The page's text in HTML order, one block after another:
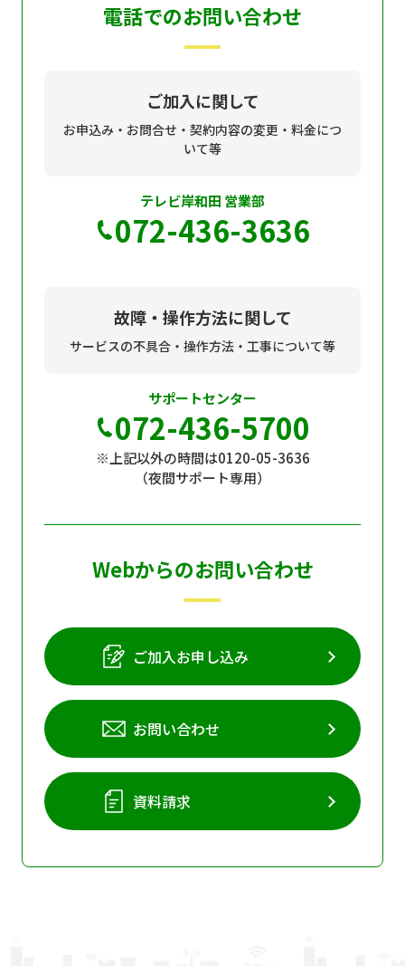
電話でのお問い合わせ
ご加入に関して
お申込み・お問合せ・契約内容の変更・料金につ
いて等
テレビ岸和田 営業部
072-436-3636
故障・操作方法に関して
サービスの不具合・操作方法・工事について等
サポートセンター
072-436-5700
※上記以外の時間は0120-05-3636
（夜間サポート専用）
Webからのお問い合わせ
ご加入お申し込み
お問い合わせ
資料請求